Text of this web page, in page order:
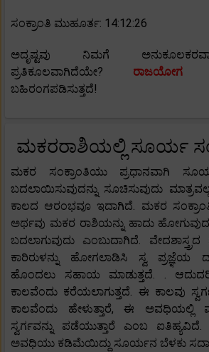
ಸಂಕ್ರಾಂತಿ ಮುಹೂರ್ತ: 14:12:26
ಅದೃಷ್ಟವು ನಿಮಗೆ
ಪ್ರತಿಕೂಲವಾಗಿದೆಯೇ? ರಾಜಯೋಗ
ಬಹಿರಂಗಪಡಿಸುತ್ತದೆ!
ಮಕರರಾಶಿಯಲ್ಲಿ ಸೂರ್ಯ
ಮಕರ ಸಂಕ್ರಾಂತಿಯು ಪ್ರಧಾನವಾಗಿ
ಬದಲಾಯಿಸುವುದನ್ನು ಸೂಚಿಸುವುದು
ಕಾಲದ ಆರಂಭವೂ ಇದಾಗಿದೆ. ಮಕರ
ಅರ್ಥವು ಮಕರ ರಾಶಿಯನ್ನು ಹಾದು
ಬದಲಾಗುವುದು ಎಂಬುದಾಗಿದೆ.
ಕಾರಿರುಳನ್ನು ಹೋಗಲಾಡಿಸಿ ಸ್ವ ಪ್ರಜ್ಞೆಯ
ಹೊಂದಲು ಸಹಾಯ ಮಾಡುತ್ತದೆ. .
ಕಾಲವೆಂದು ಕರೆಯಲಾಗುತ್ತದೆ. ಈ ಕಾಲವು
ಕಾಲವೆಂದು ಹೇಳುತ್ತಾರೆ, ಈ ಅವಧಿಯಲ್ಲಿ
ಸ್ವರ್ಗವನ್ನು ಪಡೆಯುತ್ತಾರೆ ಎಂಬ
ಅವಧಿಯು ಕಡಿಮೆಯಿದ್ದು ಸೂರ್ಯನ ಬೆಳಕು ಸದಾ